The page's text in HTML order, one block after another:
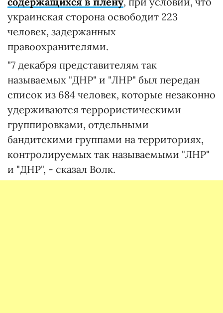
украинская сторона освободит 223
человек, задержанных
правоохранителями.
"7 декабря представителям так
называемых "ДНР" и "ЛНР" был передан
список из 684 человек, которые незаконно
удерживаются террористическими
группировками, отдельными
бандитскими группами на территориях,
контролируемых так называемыми "ЛНР"
и "ДНР", - сказал Волк.